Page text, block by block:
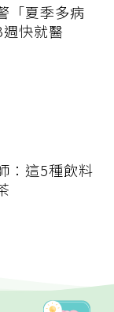
「夏季多病
快就醫
：這5種飲料